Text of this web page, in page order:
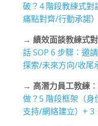
破？4 階段教練式
痛點對齊/行動承諾
→ 績效面談教練式
話 SOP 6 步驟：邀
探索/未來方向/收尾
→ 高潛力員工教練
做？5 階段框架（
支持/網絡建立）+ 3